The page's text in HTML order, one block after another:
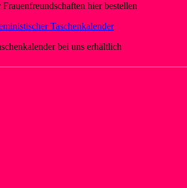
hier bestellen
bei uns erhältlich